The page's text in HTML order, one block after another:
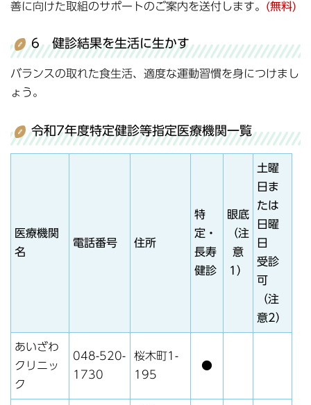
善に向けた取組のサポートのご案内を送付します。 (無料)
6 健診結果を生活に生かす
バランスの取れた食生活、適度な運動習慣を身につけまし
ょう。
令和7年度特定健診等指定医療機関一覧
医療機関
名
電話番号 住所
特
定・
長寿
健診
眼底
（注
意
1）
土曜
日ま
たは
日曜
日
受診
可
（注
意2）
あいざわ
クリニッ
ク
048-520-
1730
桜木町1-
195
●